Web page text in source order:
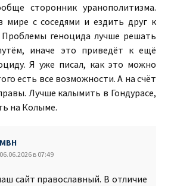
сторонник уранополитизма.
с соседями и ездить друг к
Проблемы геноцида лучше решать
иначе это приведёт к ещё
Я уже писал, как это можно
есть все возможности. А на счёт
Лучше калымить в Гондурасе,
на Колыме.
МВН
06.06.2026 в 07:49
сайт православный. В отличие